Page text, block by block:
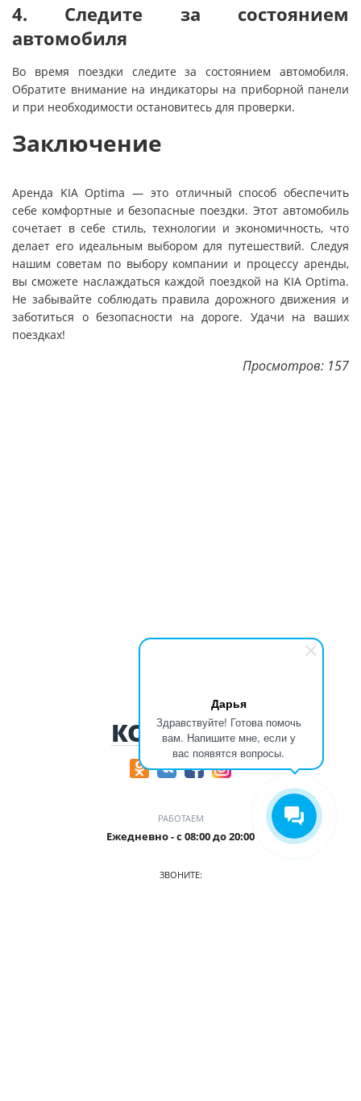
Дарья
Здравствуйте! Готова помочь
вам. Напишите мне, если у
вас появятся вопросы.
4. Следите за состоянием
автомобиля
Во время поездки следите за состоянием автомобиля.
Обратите внимание на индикаторы на приборной панели
и при необходимости остановитесь для проверки.
Заключение
Аренда KIA Optima — это отличный способ обеспечить
себе комфортные и безопасные поездки. Этот автомобиль
сочетает в себе стиль, технологии и экономичность, что
делает его идеальным выбором для путешествий. Следуя
нашим советам по выбору компании и процессу аренды,
вы сможете наслаждаться каждой поездкой на KIA Optima.
Не забывайте соблюдать правила дорожного движения и
заботиться о безопасности на дороге. Удачи на ваших
поездках!
Просмотров: 157
КОНТАКТЫ
РАБОТАЕМ
Ежедневно - с 08:00 до 20:00
ЗВОНИТЕ: